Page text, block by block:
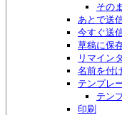
その
あとで送
今すぐ送
草稿に保
リマイン
名前を付
テンプレ
テン
印刷